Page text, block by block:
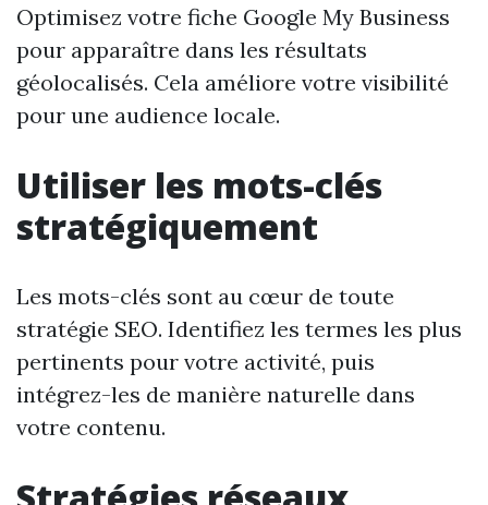
Optimisez votre fiche Google My Business
pour apparaître dans les résultats
géolocalisés. Cela améliore votre visibilité
pour une audience locale.
Utiliser les mots-clés
stratégiquement
Les mots-clés sont au cœur de toute
stratégie SEO. Identifiez les termes les plus
pertinents pour votre activité, puis
intégrez-les de manière naturelle dans
votre contenu.